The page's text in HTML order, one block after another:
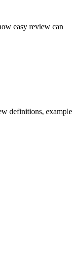
easy review can
definitions, example